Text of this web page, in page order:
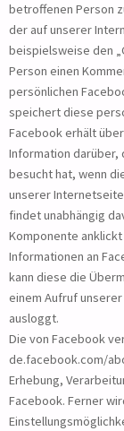
betroffenen Person
der auf unserer
beispielsweise den
Person einen
persönlichen
speichert diese
Facebook erhält
Information
besucht hat, wenn
unserer
findet unabhängig
Komponente
Informationen an
kann diese die
einem Aufruf
ausloggt.
Die von Facebook
de.facebook.com/
Erhebung,
Facebook. Ferner